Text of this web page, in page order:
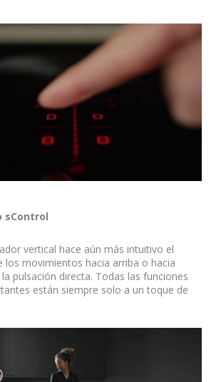
sControl
vertical hace aún más intuitivo el
los movimientos hacia arriba o hacia
pulsación directa. Todas las funciones
están siempre solo a un toque de